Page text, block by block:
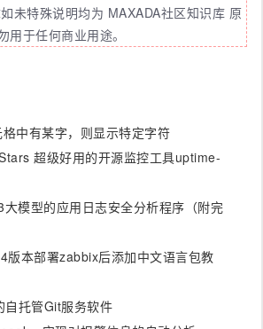
未特殊说明均为 MAXADA社区知识库 原
于任何商业用途。
中有某字，则显示特定字符
超级好用的开源监控工具uptime-
模型的应用日志安全分析程序（附完
版本部署zabbix后添加中文语言包教
自托管Git服务软件